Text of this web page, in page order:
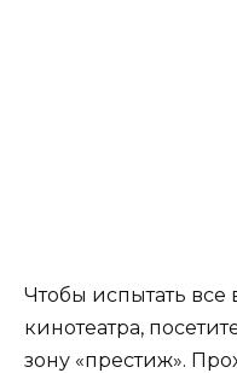
Чтобы испытать все
кинотеатра,
зону «престиж».